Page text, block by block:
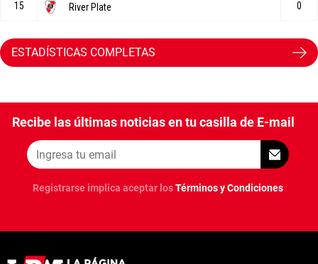
ESTADÍSTICAS COMPLETAS
Recibe las últimas noticias en tu casilla de E-mail
Registrarse implica aceptar losTérminos y Condiciones